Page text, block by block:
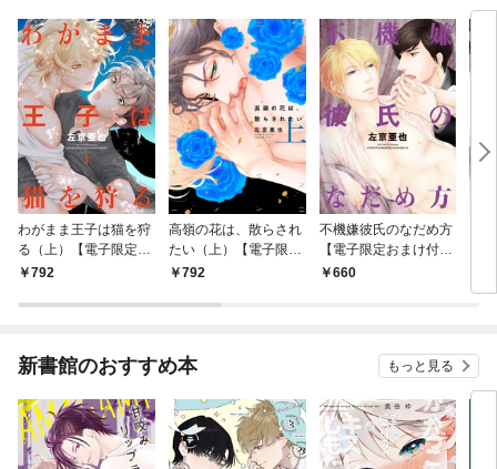
わがまま王子は猫を狩
る（上）【電子限定お
まけ付き】
792
高嶺の花は、散らされ
たい（上）【電子限定
おまけ付き】
792
不機嫌彼氏のなだめ方
【電子限定おまけ付
き】660
新書館のおすすめ本 もっと見る